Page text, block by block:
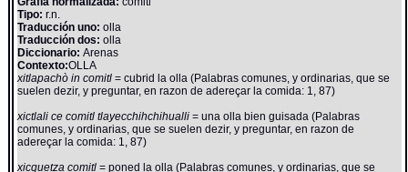
Tipo: r.n.
Traducción uno: olla
Traducción dos: olla
Diccionario:Arenas
Contexto:OLLA
xitlapachò in comitl= cubrid la olla (Palabras comunes, y ordinarias, que se
suelen dezir, y preguntar, en razon de adereçar la comida: 1, 87)
xictlali ce comitl tlayecchihchihualli= una olla bien guisada (Palabras
comunes, y ordinarias, que se suelen dezir, y preguntar, en razon de
adereçar la comida: 1, 87)
xicquetza comitl= poned la olla (Palabras comunes, y ordinarias, que se